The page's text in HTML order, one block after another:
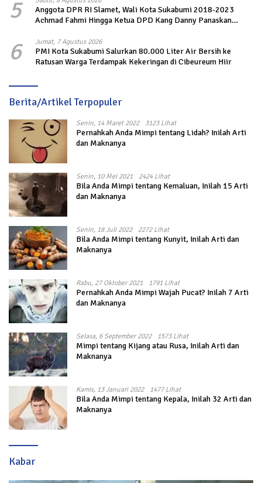
5
Anggota DPR RI Slamet, Wali Kota Sukabumi 2018-2023
Achmad Fahmi Hingga Ketua DPD Kang Danny Panaskan
6 Jumat, 7 Agustus 2026
PMI Kota Sukabumi Salurkan 80.000 Liter Air Bersih ke
Ratusan Warga Terdampak Kekeringan di Cibeureum Hiir
Berita/Artikel Terpopuler
Senin, 14 Maret 2022 3123 Lihat
Pernahkah Anda Mimpi tentang Lidah? Inilah Arti
dan Maknanya
Senin, 10 Mei 2021 2424 Lihat
Bila Anda Mimpi tentang Kemaluan, Inilah 15 Arti
dan Maknanya
Senin, 18 Juli 2022 2272 Lihat
Bila Anda Mimpi tentang Kunyit, Inilah Arti dan
Maknanya
Rabu, 27 Oktober 2021 1791 Lihat
Pernahkah Anda Mimpi Wajah Pucat? Inilah 7 Arti
dan Maknanya
Selasa, 6 September 2022 1573 Lihat
Mimpi tentang Kijang atau Rusa, Inilah Arti dan
Maknanya
Kamis, 13 Januari 2022 1477 Lihat
Bila Anda Mimpi tentang Kepala, Inilah 32 Arti dan
Maknanya
Kabar